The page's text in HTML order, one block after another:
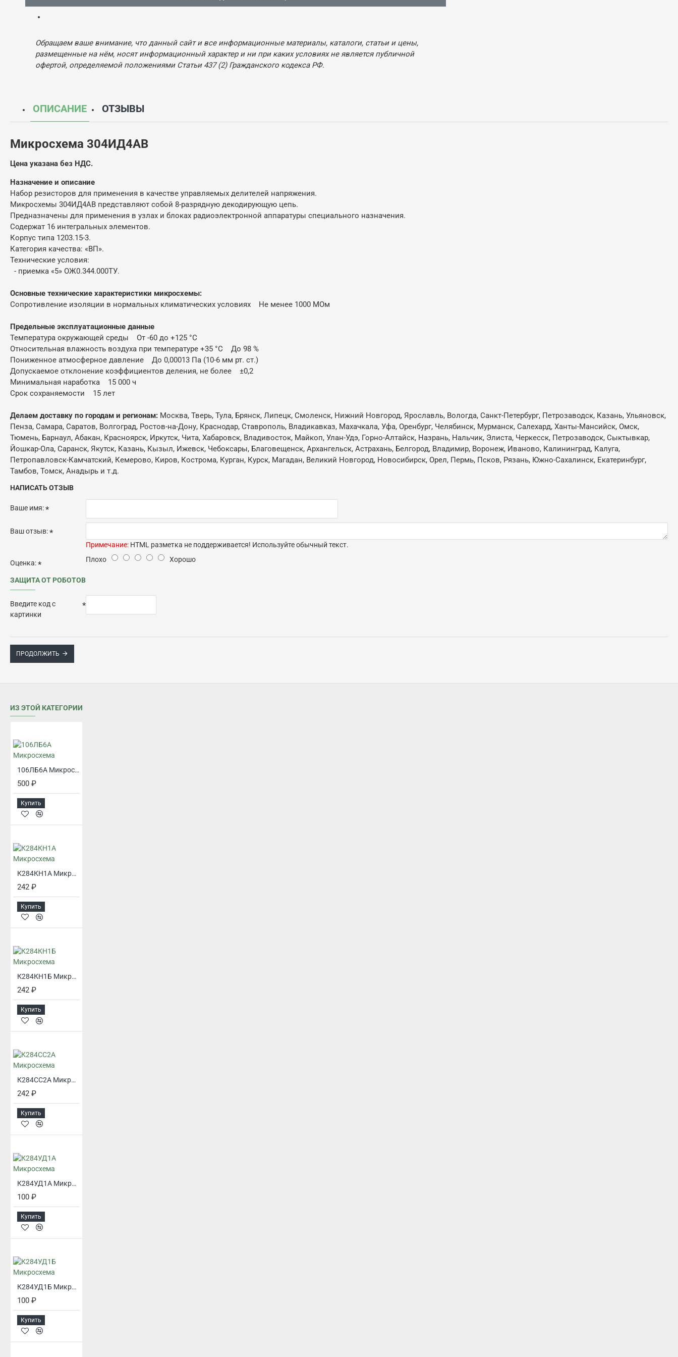
Обращаем ваше внимание, что данный сайт и все информационные материалы, каталоги, статьи и цены,
размещенные на нём, носят информационный характер и ни при каких условиях не является публичной
офертой, определяемой положениями Статьи 437 (2) Гражданского кодекса РФ.
ОПИСАНИЕ ОТЗЫВЫ
Микросхема 304ИД4АВ
Цена указана без НДС.
Назначение и описание
Набор резисторов для применения в качестве управляемых делителей напряжения.
Микросхемы 304ИД4АВ представляют собой 8-разрядную декодирующую цепь.
Предназначены для применения в узлах и блоках радиоэлектронной аппаратуры специального назначения.
Содержат 16 интегральных элементов.
Корпус типа 1203.15-3.
Категория качества: «ВП».
Технические условия:
- приемка «5» ОЖ0.344.000ТУ.
Основные технические характеристики микросхемы:
Сопротивление изоляции в нормальных климатических условиях Не менее 1000 МОм
Предельные эксплуатационные данные
Температура окружающей среды От -60 до +125 °C
Относительная влажность воздуха при температуре +35 °C До 98 %
Пониженное атмосферное давление До 0,00013 Па (10-6 мм рт. ст.)
Допускаемое отклонение коэффициентов деления, не более ±0,2
Минимальная наработка 15 000 ч
Срок сохраняемости 15 лет
Делаем доставку по городам и регионам: Москва, Тверь, Тула, Брянск, Липецк, Смоленск, Нижний Новгород, Ярославль, Вологда, Санкт-Петербург, Петрозаводск, Казань, Ульяновск,
Пенза, Самара, Саратов, Волгоград, Ростов-на-Дону, Краснодар, Ставрополь, Владикавказ, Махачкала, Уфа, Оренбург, Челябинск, Мурманск, Салехард, Ханты-Мансийск, Омск,
Тюмень, Барнаул, Абакан, Красноярск, Иркутск, Чита, Хабаровск, Владивосток, Майкоп, Улан-Удэ, Горно-Алтайск, Назрань, Нальчик, Элиста, Черкесск, Петрозаводск, Сыктывкар,
Йошкар-Ола, Саранск, Якутск, Казань, Кызыл, Ижевск, Чебоксары, Благовещенск, Архангельск, Астрахань, Белгород, Владимир, Воронеж, Иваново, Калининград, Калуга,
Петропавловск-Камчатский, Кемерово, Киров, Кострома, Курган, Курск, Магадан, Великий Новгород, Новосибирск, Орел, Пермь, Псков, Рязань, Южно-Сахалинск, Екатеринбург,
Тамбов, Томск, Анадырь и т.д.
НАПИСАТЬ ОТЗЫВ
Ваше имя:
Ваш отзыв:
Примечание: HTML разметка не поддерживается! Используйте обычный текст.
Оценка: Плохо Хорошо
ЗАЩИТА ОТ РОБОТОВ
Введите код с
картинки
ПРОДОЛЖИТЬ
ИЗ ЭТОЙ КАТЕГОРИИ
106ЛБ6А Микросхема
500 ₽
Купить
К284КН1А Микросхема
242 ₽
Купить
К284КН1Б Микросхема
242 ₽
Купить
К284СС2А Микросхема
242 ₽
Купить
К284УД1А Микросхема
100 ₽
Купить
К284УД1Б Микросхема
100 ₽
Купить